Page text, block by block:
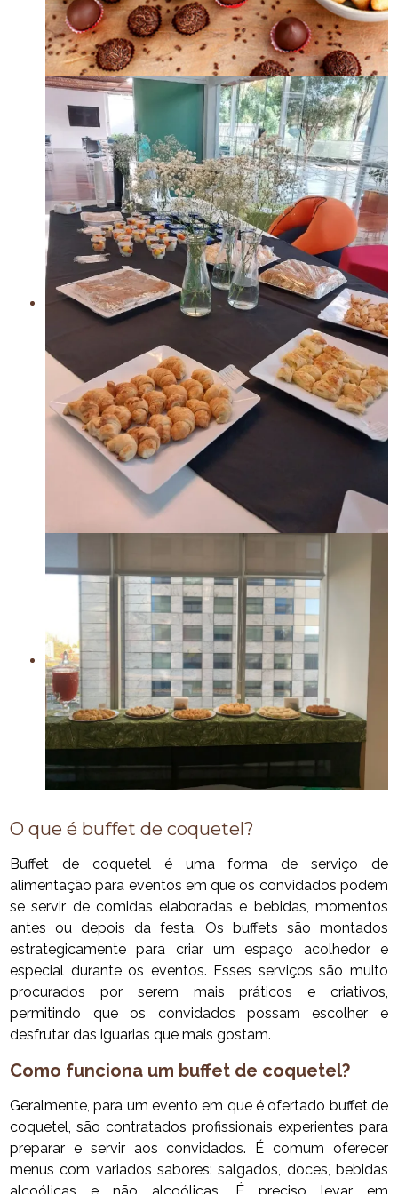
O que é buffet de coquetel?
Buffet de coquetel é uma forma de serviço de
alimentação para eventos em que os convidados podem
se servir de comidas elaboradas e bebidas, momentos
antes ou depois da festa. Os buffets são montados
estrategicamente para criar um espaço acolhedor e
especial durante os eventos. Esses serviços são muito
procurados por serem mais práticos e criativos,
permitindo que os convidados possam escolher e
desfrutar das iguarias que mais gostam.
Como funciona um buffet de coquetel?
Geralmente, para um evento em que é ofertado buffet de
coquetel, são contratados profissionais experientes para
preparar e servir aos convidados. É comum oferecer
menus com variados sabores: salgados, doces, bebidas